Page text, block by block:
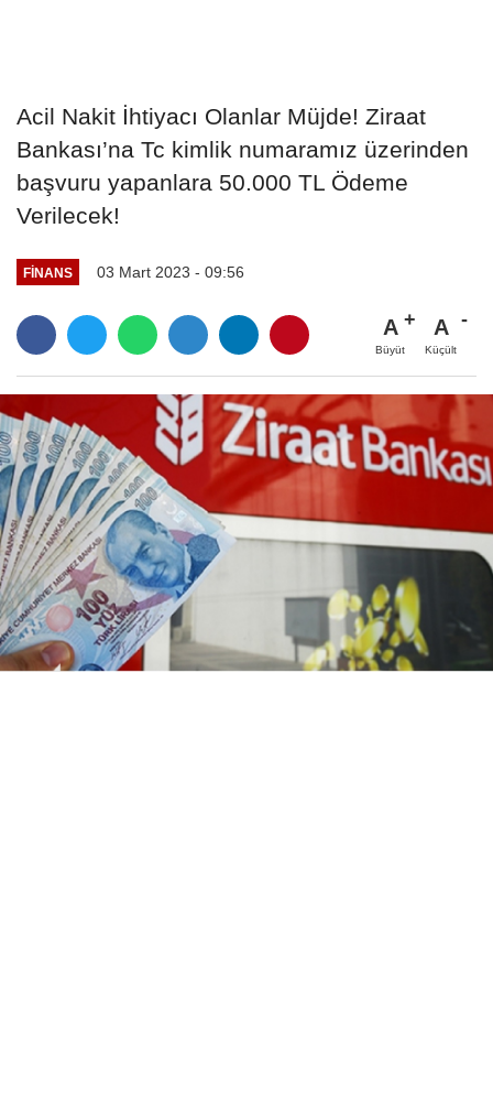
Acil Nakit İhtiyacı Olanlar Müjde! Ziraat
Bankası’na Tc kimlik numaramız üzerinden
başvuru yapanlara 50.000 TL Ödeme
Verilecek!
FINANS 03 Mart 2023 - 09:56
A
Büyüt
A
Küçült